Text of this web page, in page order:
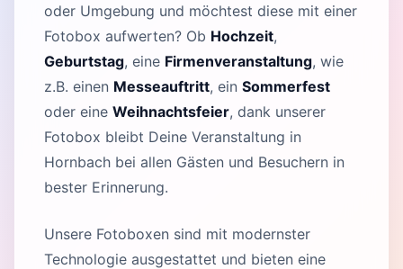
oder Umgebung und möchtest diese mit einer
Fotobox aufwerten? Ob Hochzeit,
Geburtstag, eine Firmenveranstaltung, wie
z.B. einen Messeauftritt, ein Sommerfest
oder eine Weihnachtsfeier, dank unserer
Fotobox bleibt Deine Veranstaltung in
Hornbach bei allen Gästen und Besuchern in
bester Erinnerung.
Unsere Fotoboxen sind mit modernster
Technologie ausgestattet und bieten eine